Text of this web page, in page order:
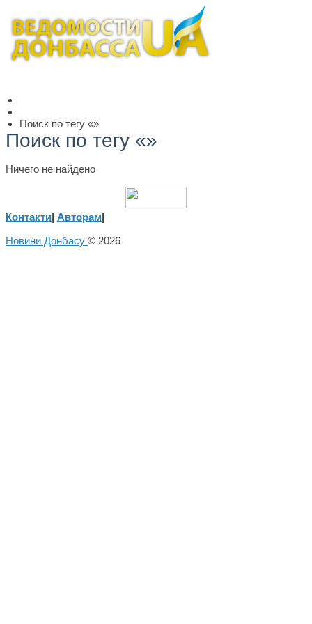
Поиск по тегу «»
Поиск по тегу «»
Ничего не найдено
Контакти| Авторам|
Новини Донбасу © 2026